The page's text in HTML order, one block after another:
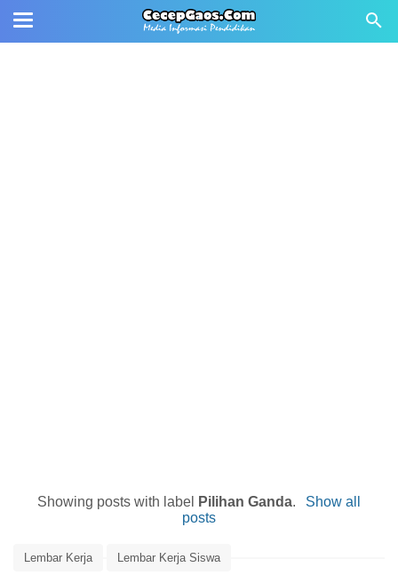
Showing posts with label Pilihan Ganda.
Show all
posts
Lembar Kerja Lembar Kerja Siswa